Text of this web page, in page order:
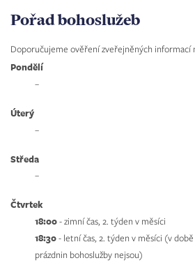
Pořad bohoslužeb
Doporučujeme ověření zveřejněných informací
Pondělí
–
Úterý
–
Středa
–
Čtvrtek
18:00- zimní čas, 2. týden v měsíci
18:30- letní čas, 2. týden v měsíci (v době
prázdnin bohoslužby nejsou)